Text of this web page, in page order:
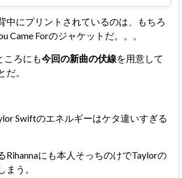
中にプリントされているのは、もちろ
Came Forのジャケットだ。。。
ころにも今回の新曲の伏線を用意して
だ。
Swiftのエネルギーはケタ違いすぎる
Rihannaにも本人そっちのけでTaylorの
まう。